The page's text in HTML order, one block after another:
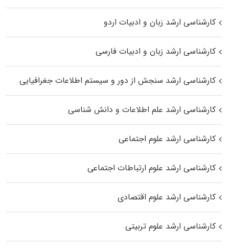
کارشناسی ارشد زبان و ادبیات اردو
کارشناسی ارشد زبان و ادبیات فارسی
کارشناسی ارشد سنجش از دور و سیستم اطلاعات جغرافیایی
کارشناسی ارشد علم اطلاعات و دانش شناسی
کارشناسی ارشد علوم اجتماعی
کارشناسی ارشد علوم ارتباطات اجتماعی
کارشناسی ارشد علوم اقتصادی
کارشناسی ارشد علوم تربیتی